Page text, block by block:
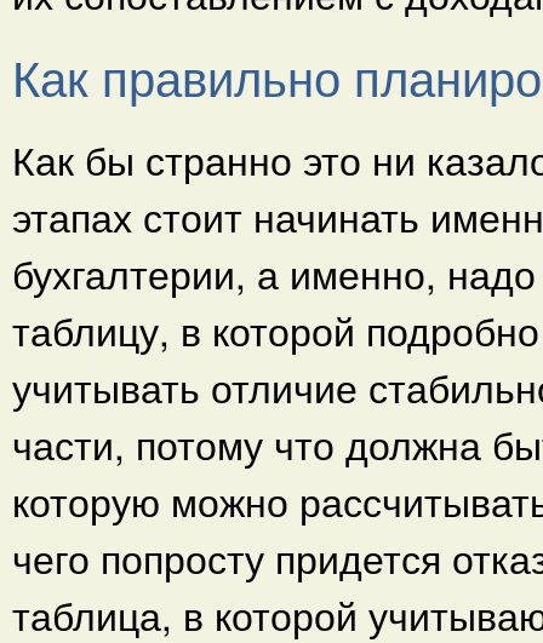
Как правильно
Как бы странно это ни
этапах стоит начинать
бухгалтерии, а именно,
таблицу, в которой
учитывать отличие
части, потому что должна
которую можно
чего попросту придется
таблица, в которой